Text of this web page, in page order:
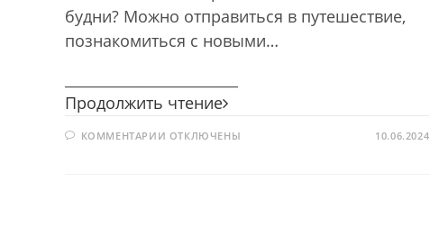
будни? Можно отправиться в путешествие,
познакомиться с новыми…
Продолжить чтение Лето
—
КОММЕНТАРИИ КОТКЛЮЧЕНЫ 10.06.2024